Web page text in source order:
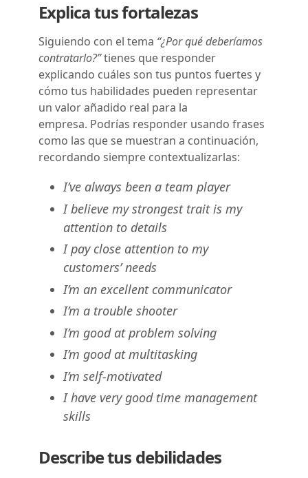
Explica tus fortalezas
Siguiendo con el tema “¿Por qué deberíamos
contratarlo?”tienes que responder
explicando cuáles son tus puntos fuertes y
cómo tus habilidades pueden representar
un valor añadido real para la
empresa. Podrías responder usando frases
como las que se muestran a continuación,
recordando siempre contextualizarlas:
I’ve always been a team player
I believe my strongest trait is my
attention to details
I pay close attention to my
customers’ needs
I’m an excellent communicator
I’m a trouble shooter
I’m good at problem solving
I’m good at multitasking
I’m self-motivated
I have very good time management
skills
Describe tus debilidades